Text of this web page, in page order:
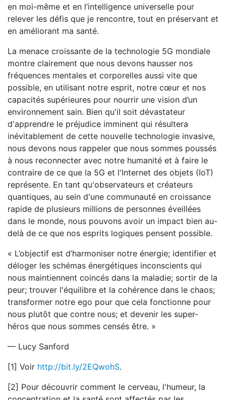
en moi-même et en l’intelligence universelle pour
relever les défis que je rencontre, tout en préservant et
en améliorant ma santé.
La menace croissante de la technologie 5G mondiale
montre clairement que nous devons hausser nos
fréquences mentales et corporelles aussi vite que
possible, en utilisant notre esprit, notre cœur et nos
capacités supérieures pour nourrir une vision d’un
environnement sain. Bien qu'il soit dévastateur
d'apprendre le préjudice imminent qui résultera
inévitablement de cette nouvelle technologie invasive,
nous devons nous rappeler que nous sommes poussés
à nous reconnecter avec notre humanité et à faire le
contraire de ce que la 5G et l'Internet des objets (IoT)
représente. En tant qu'observateurs et créateurs
quantiques, au sein d'une communauté en croissance
rapide de plusieurs millions de personnes éveillées
dans le monde, nous pouvons avoir un impact bien au-
delà de ce que nos esprits logiques pensent possible.
« L’objectif est d’harmoniser notre énergie; identifier et
déloger les schémas énergétiques inconscients qui
nous maintiennent coincés dans la maladie; sortir de la
peur; trouver l'équilibre et la cohérence dans le chaos;
transformer notre ego pour que cela fonctionne pour
nous plutôt que contre nous; et devenir les super-
héros que nous sommes censés être. »
— Lucy Sanford
[1] Voir http://bit.ly/2EQwohS.
[2] Pour découvrir comment le cerveau, l'humeur, la